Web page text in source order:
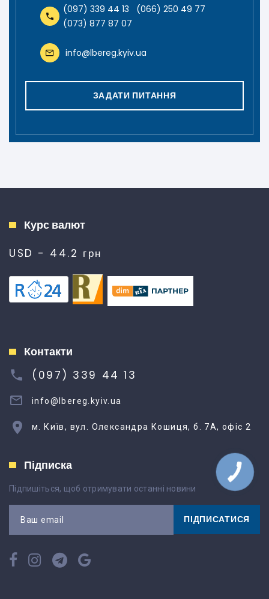
(097) 339 44 13
(066) 250 49 77
(073) 877 87 07
info@lbereg.kyiv.ua
ЗАДАТИ ПИТАННЯ
Курс валют
USD - 44.2 грн
Контакти
(097) 339 44 13
info@lbereg.kyiv.ua
м. Київ, вул. Олександра Кошиця, б. 7А, офіс 2
Підписка
Підпишіться, щоб отримувати останні новини
Ваш email ПІДПИСАТИСЯ